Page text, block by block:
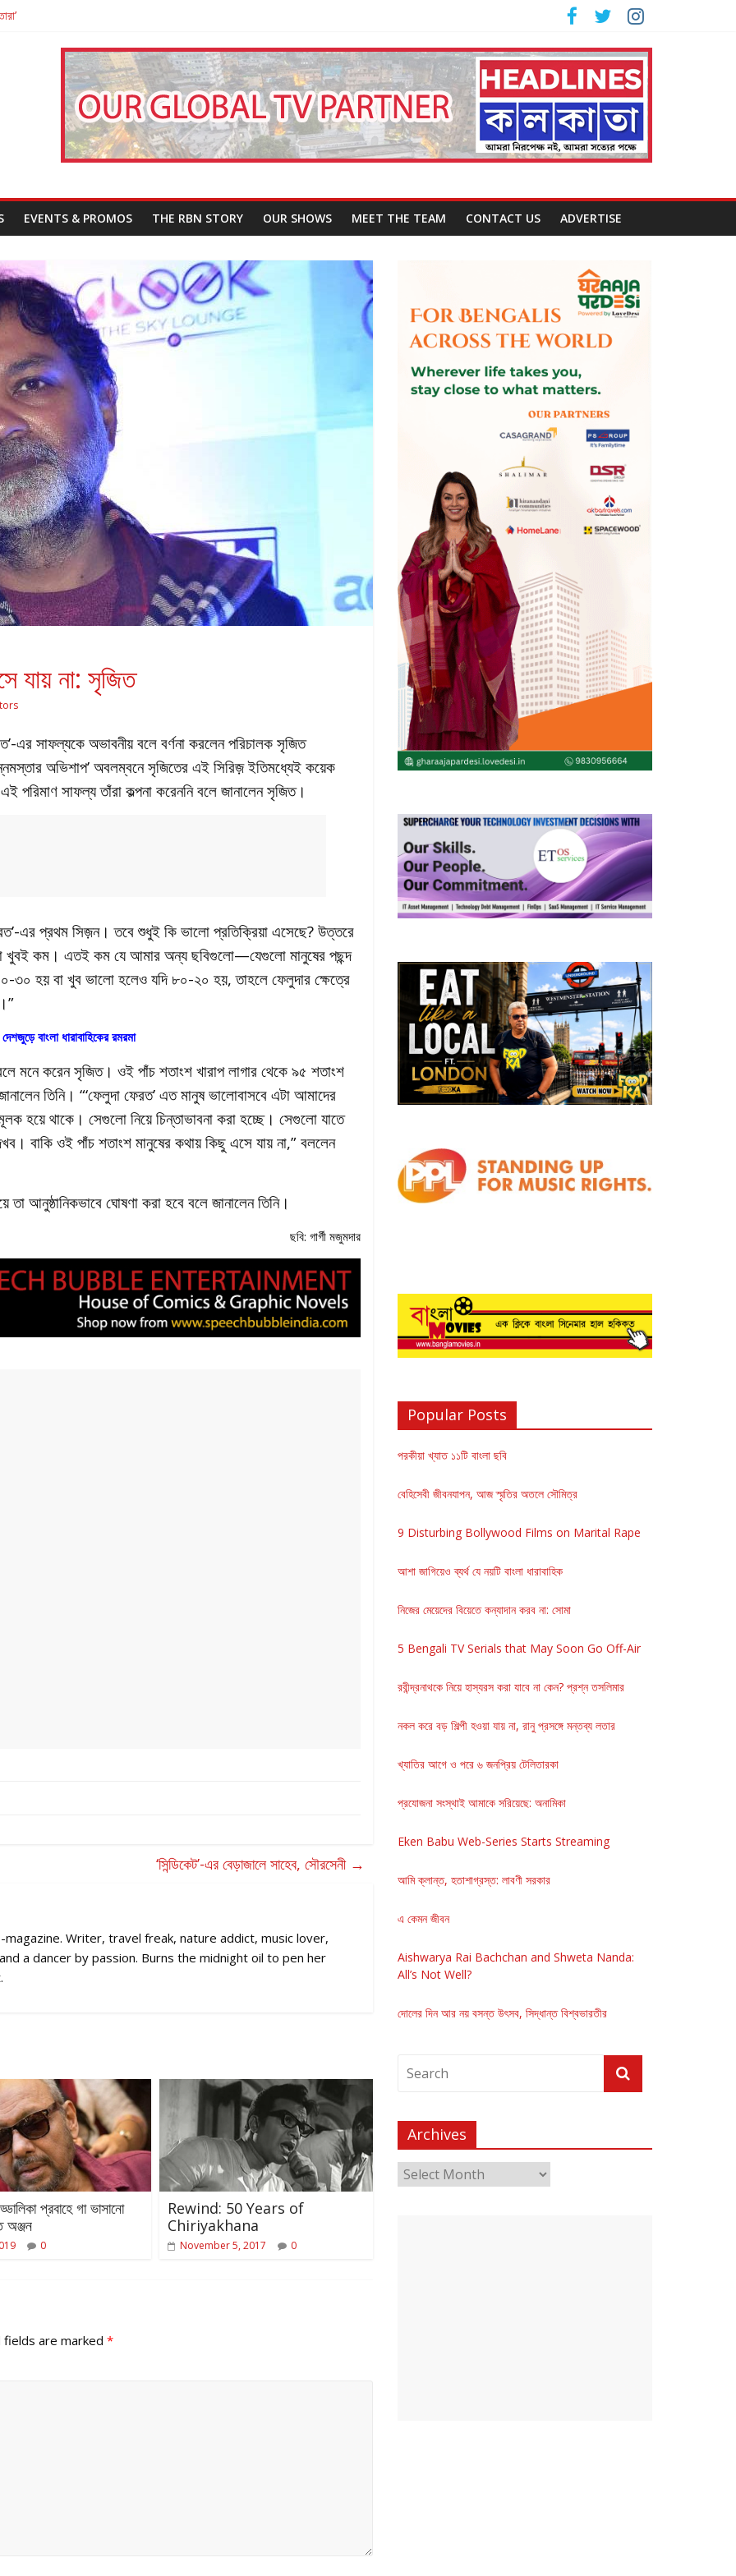
Challenges Our Understanding of Justice
EVENTS & PROMOS THE RBN STORY OUR SHOWS MEET THE TEAM CONTACT US ADVERTISE
যায় না: সৃজিত
এর সাফল্যকে অভাবনীয় বলে বর্ণনা করলেন পরিচালক সৃজিত
অভিশাপ’ অবলম্বনে সৃজিতের এই সিরিজ় ইতিমধ্যেই কয়েক
পরিমাণ সাফল্য তাঁরা কল্পনা করেননি বলে জানালেন সৃজিত।
এর প্রথম সিজ়ন। তবে শুধুই কি ভালো প্রতিক্রিয়া এসেছে? উত্তরে
খুবই কম। এতই কম যে আমার অন্য ছবিগুলো—যেগুলো মানুষের পছন্দ
৩০ হয় বা খুব ভালো হলেও যদি ৮০-২০ হয়, তাহলে ফেলুদার ক্ষেত্রে
দেশজুড়ে বাংলা ধারাবাহিকের রমরমা
মনে করেন সৃজিত। ওই পাঁচ শতাংশ খারাপ লাগার থেকে ৯৫ শতাংশ
তিনি। “‘ফেলুদা ফেরত’ এত মানুষ ভালোবাসবে এটা আমাদের
হয়ে থাকে। সেগুলো নিয়ে চিন্তাভাবনা করা হচ্ছে। সেগুলো যাতে
বাকি ওই পাঁচ শতাংশ মানুষের কথায় কিছু এসে যায় না,” বললেন
আনুষ্ঠানিকভাবে ঘোষণা করা হবে বলে জানালেন তিনি।
ছবি: গার্গী মজুমদার
‘সিন্ডিকেট’-এর বেড়াজালে সাহেব, সৌরসেনী →
Writer, travel freak, nature addict, music lover,
a dancer by passion. Burns the midnight oil to pen her
প্রবাহে গা ভাসানো
অঞ্জন
0
Rewind: 50 Years of
Chiriyakhana
November 5, 2017 0
fields are marked *
Popular Posts
পরকীয়া খ্যাত ১১টি বাংলা ছবি
বেহিসেবী জীবনযাপন, আজ স্মৃতির অতলে সৌমিত্র
9 Disturbing Bollywood Films on Marital Rape
আশা জাগিয়েও ব্যর্থ যে নয়টি বাংলা ধারাবাহিক
নিজের মেয়েদের বিয়েতে কন্যাদান করব না: সোমা
5 Bengali TV Serials that May Soon Go Off-Air
রবীন্দ্রনাথকে নিয়ে হাস্যরস করা যাবে না কেন? প্রশ্ন তসলিমার
নকল করে বড় শিল্পী হওয়া যায় না, রানু প্রসঙ্গে মন্তব্য লতার
খ্যাতির আগে ও পরে ৬ জনপ্রিয় টেলিতারকা
প্রযোজনা সংস্থাই আমাকে সরিয়েছে: অনামিকা
Eken Babu Web-Series Starts Streaming
আমি ক্লান্ত, হতাশাগ্রস্ত: লাবণী সরকার
এ কেমন জীবন
Aishwarya Rai Bachchan and Shweta Nanda:
All’s Not Well?
দোলের দিন আর নয় বসন্ত উৎসব, সিদ্ধান্ত বিশ্বভারতীর
Archives